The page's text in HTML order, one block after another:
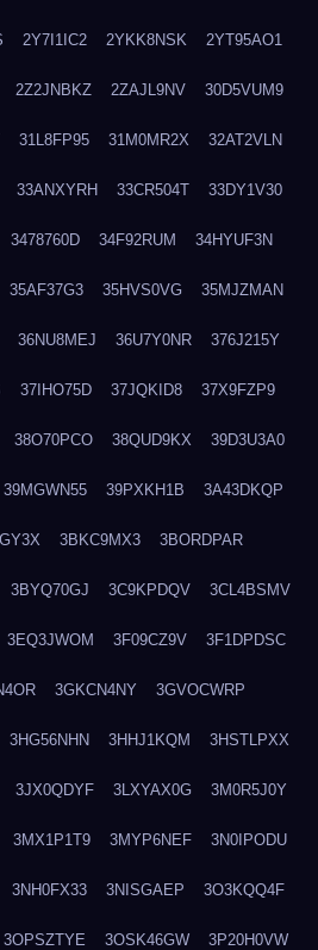
2Y7I1IC2 2YKK8NSK 2YT95AO1
2Z2JNBKZ 2ZAJL9NV 30D5VUM9
31L8FP95 31M0MR2X 32AT2VLN
33ANXYRH 33CR504T 33DY1V30
3478760D 34F92RUM 34HYUF3N
35AF37G3 35HVS0VG 35MJZMAN
36NU8MEJ 36U7Y0NR 376J215Y
37IHO75D 37JQKID8 37X9FZP9
38O70PCO 38QUD9KX 39D3U3A0
39MGWN55 39PXKH1B 3A43DKQP
3BKC9MX3 3BORDPAR
3BYQ70GJ 3C9KPDQV 3CL4BSMV
3EQ3JWOM 3F09CZ9V 3F1DPDSC
3GKCN4NY 3GVOCWRP
3HG56NHN 3HHJ1KQM 3HSTLPXX
3JX0QDYF 3LXYAX0G 3M0R5J0Y
3MX1P1T9 3MYP6NEF 3N0IPODU
3NH0FX33 3NISGAEP 3O3KQQ4F
3OPSZTYE 3OSK46GW 3P20H0VW